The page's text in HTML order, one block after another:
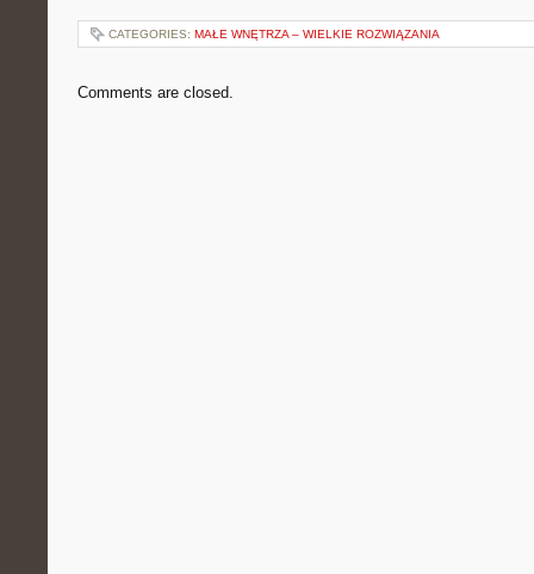
CATEGORIES: MAŁE WNĘTRZA – WIELKIE ROZWIĄZANIA
Comments are closed.